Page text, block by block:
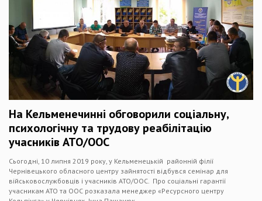
На Кельменечинні обговорили соціальну,
психологічну та трудову реабілітацію
учасників АТО/ООС
Сьогодні, 10 липня 2019 року, у Кельменецькій районній філії
Чернівецького обласного центру зайнятості відбувся семінар для
військовослужбовців і учасників АТО/ООС. Про соціальні гарантії
учасникам АТО та ООС розказала менеджер «Ресурсного центру